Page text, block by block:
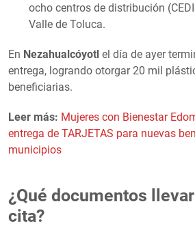
ocho centros de distribución
Valle de Toluca.
En Nezahualcóyotl el día de ayer
entrega, logrando otorgar 20 mil
beneficiarias.
Leer más: Mujeres con Bienestar
entrega de TARJETAS para nuevas
municipios
¿Qué documentos
cita?